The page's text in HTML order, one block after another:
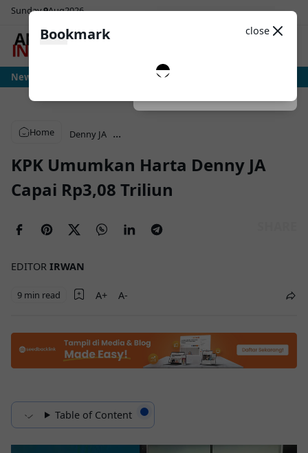
Sunday9Aug2026
Light
News
Ujian Sesungguhnya Albiceleste Dimulai, Messi Hadapi Mesin Pressing
Home Denny JA ...
KPK Umumkan Harta Denny JA
Capai Rp3,08 Triliun
EDITOR IRWAN
9 min read
Table of Content
Bookmark close